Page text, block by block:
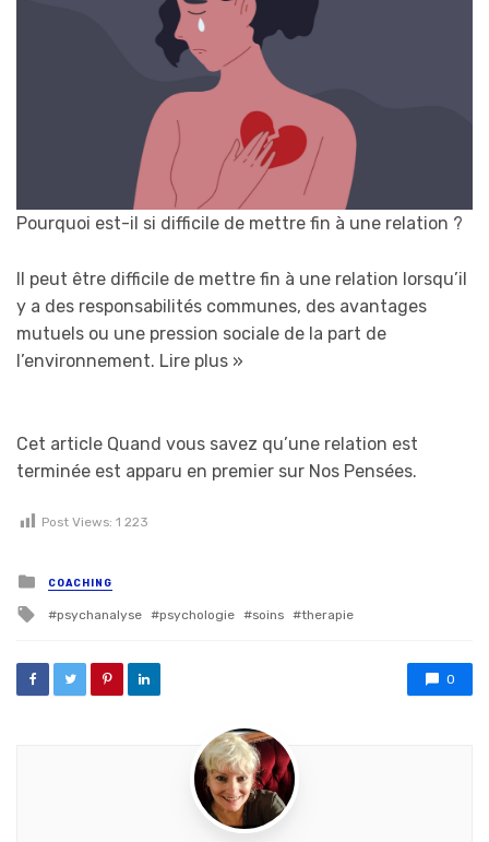
Pourquoi est-il si difficile de mettre fin à une relation ?
Il peut être difficile de mettre fin à une relation lorsqu’il
y a des responsabilités communes, des avantages
mutuels ou une pression sociale de la part de
l’environnement. Lire plus »
Cet article Quand vous savez qu’une relation est
terminée est apparu en premier sur Nos Pensées.
Post Views: 1 223
Posted in
COACHING
Tagged with
psychanalyse psychologie soins therapie
0